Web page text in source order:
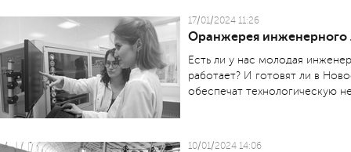
17/01/2024 11:26
Оранжерея инженерного
Есть ли у нас молодая
работает? И готовят ли в
обеспечат технологическую
10/01/2024 14:06